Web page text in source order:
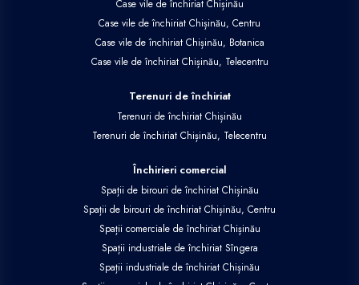
Case vile de închiriat Chișinău
Case vile de închiriat Chișinău, Centru
Case vile de închiriat Chișinău, Botanica
Case vile de închiriat Chișinău, Telecentru
Terenuri de închiriat
Terenuri de închiriat Chișinău
Terenuri de închiriat Chișinău, Telecentru
Închirieri comercial
Spații de birouri de închiriat Chișinău
Spații de birouri de închiriat Chișinău, Centru
Spații comerciale de închiriat Chișinău
Spații industriale de închiriat Sîngera
Spații industriale de închiriat Chișinău